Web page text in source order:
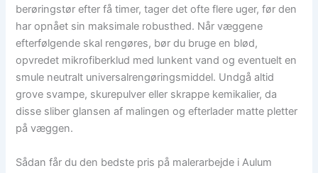
berøringstør efter få timer, tager det ofte flere uger, før den
har opnået sin maksimale robusthed. Når væggene
efterfølgende skal rengøres, bør du bruge en blød,
opvredet mikrofiberklud med lunkent vand og eventuelt en
smule neutralt universalrengøringsmiddel. Undgå altid
grove svampe, skurepulver eller skrappe kemikalier, da
disse sliber glansen af malingen og efterlader matte pletter
på væggen.
Sådan får du den bedste pris på malerarbejde i Aulum